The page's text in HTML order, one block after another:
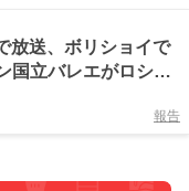
放送、ボリショイで
国立バレエがロシア
報告